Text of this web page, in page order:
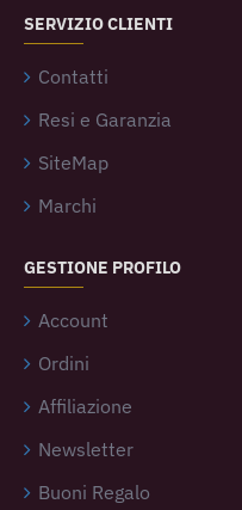
SERVIZIO CLIENTI
Contatti
Resi e Garanzia
SiteMap
Marchi
GESTIONE PROFILO
Account
Ordini
Affiliazione
Newsletter
Buoni Regalo